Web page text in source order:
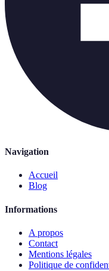
Navigation
Accueil
Blog
Informations
A propos
Contact
Mentions légales
Politique de